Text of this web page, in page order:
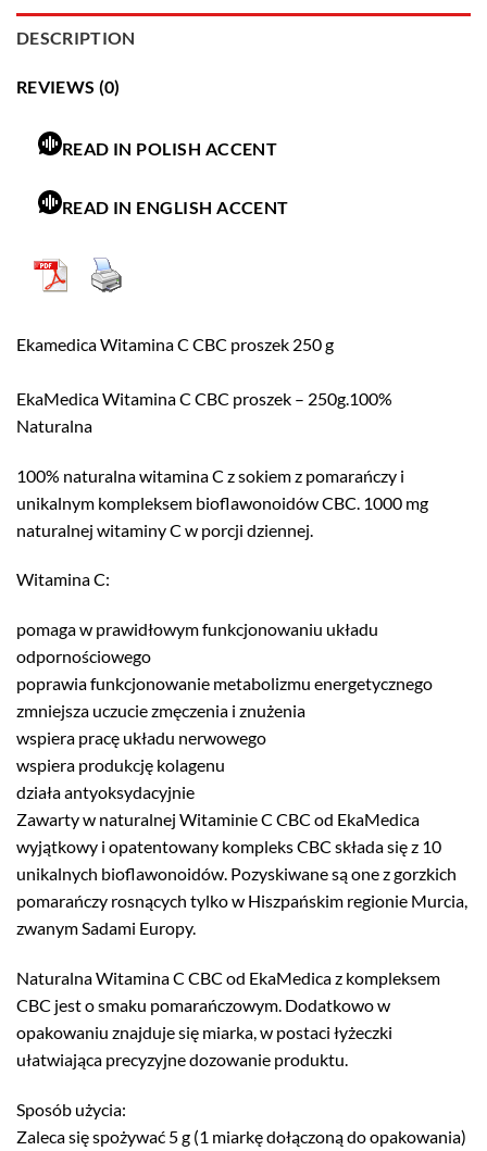
DESCRIPTION
REVIEWS (0)
READ IN POLISH ACCENT
READ IN ENGLISH ACCENT
Ekamedica Witamina C CBC proszek 250 g
EkaMedica Witamina C CBC proszek – 250g.100%
Naturalna
100% naturalna witamina C z sokiem z pomarańczy i
unikalnym kompleksem bioflawonoidów CBC. 1000 mg
naturalnej witaminy C w porcji dziennej.
Witamina C:
pomaga w prawidłowym funkcjonowaniu układu
odpornościowego
poprawia funkcjonowanie metabolizmu energetycznego
zmniejsza uczucie zmęczenia i znużenia
wspiera pracę układu nerwowego
wspiera produkcję kolagenu
działa antyoksydacyjnie
Zawarty w naturalnej Witaminie C CBC od EkaMedica
wyjątkowy i opatentowany kompleks CBC składa się z 10
unikalnych bioflawonoidów. Pozyskiwane są one z gorzkich
pomarańczy rosnących tylko w Hiszpańskim regionie Murcia,
zwanym Sadami Europy.
Naturalna Witamina C CBC od EkaMedica z kompleksem
CBC jest o smaku pomarańczowym. Dodatkowo w
opakowaniu znajduje się miarka, w postaci łyżeczki
ułatwiająca precyzyjne dozowanie produktu.
Sposób użycia:
Zaleca się spożywać 5 g (1 miarkę dołączoną do opakowania)